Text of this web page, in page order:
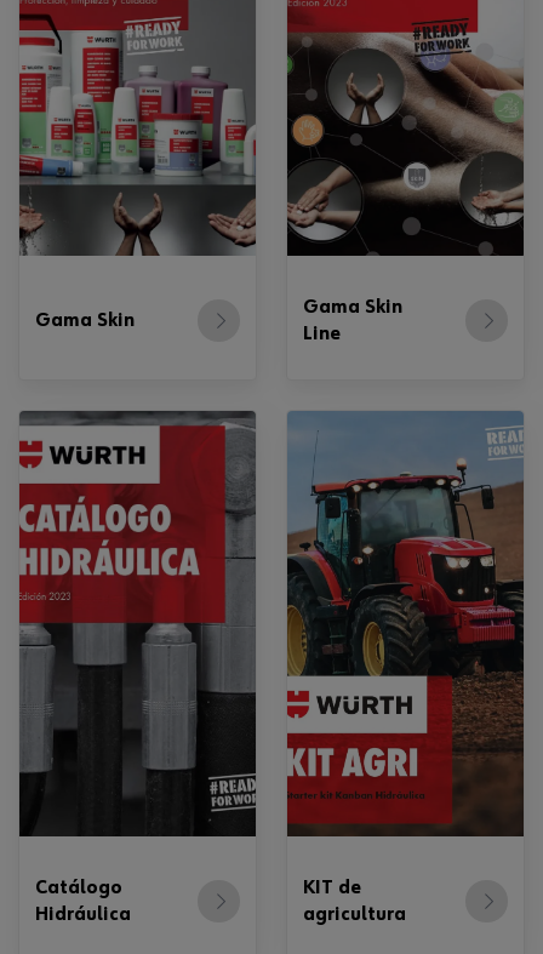
Gama Skin
Gama Skin
Line
Catálogo
Hidráulica
KIT de
agricultura